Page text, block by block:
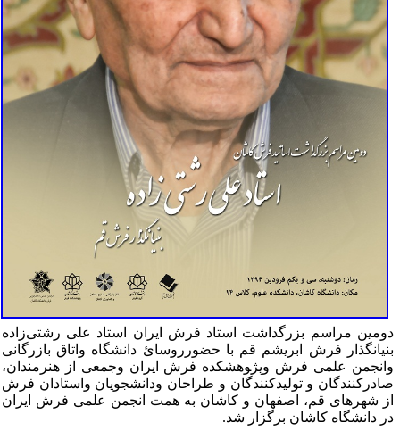
مراسم بزرگداشت استاد فرش ایران استاد علی رشتی‌زاده
فرش ابریشم قم با حضورروسائ دانشگاه واتاق بازرگانی
علمی فرش وپژ‍وهشکده فرش ایران وجمعی از هنرمندان،
و تولیدکنندگان و طراحان ودانشجویان واستادان فرش
شهرهای قم، اصفهان و کاشان به همت انجمن علمی فرش ایران
دانشگاه کاشان برگزار شد.